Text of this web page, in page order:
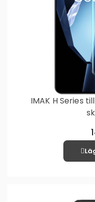
IMAK H Series